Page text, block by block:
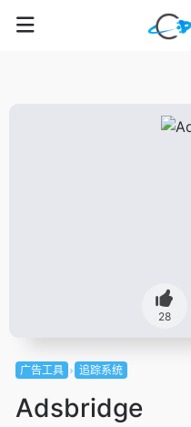
28
广告工具 追踪系统
Adsbridge